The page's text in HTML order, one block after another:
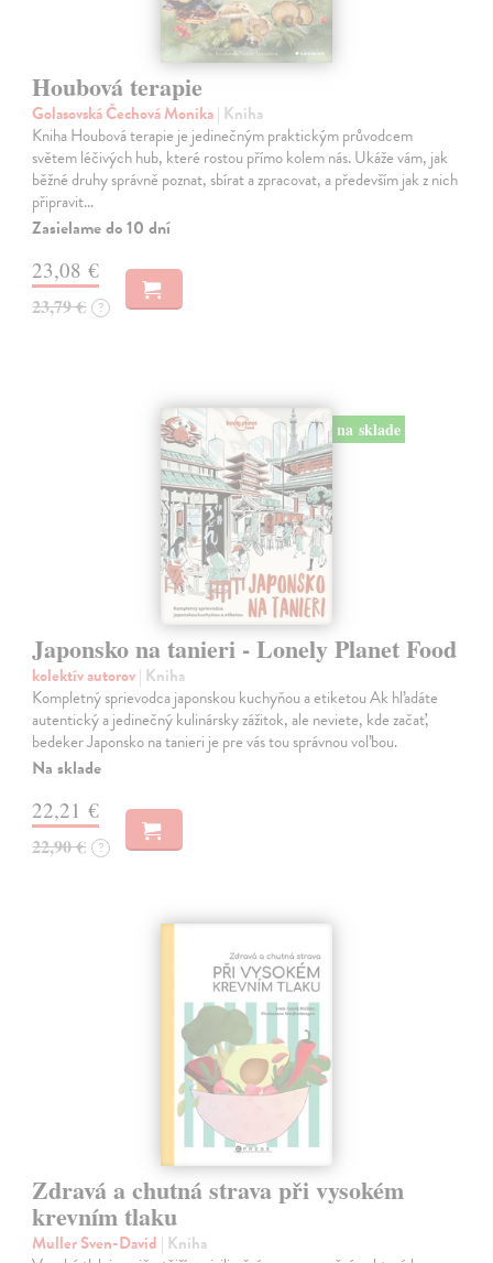
Houbová terapie
Golasovská Čechová Monika| Kniha
Kniha Houbová terapie je jedinečným praktickým průvodcem
světem léčivých hub, které rostou přímo kolem nás. Ukáže vám, jak
běžné druhy správně poznat, sbírat a zpracovat, a především jak z nich
připravit…
Zasielame do 10 dní
23,08 €
23,79 € ?
na sklade
Japonsko na tanieri - Lonely Planet Food
kolektív autorov| Kniha
Kompletný sprievodca japonskou kuchyňou a etiketou Ak hľadáte
autentický a jedinečný kulinársky zážitok, ale neviete, kde začať,
bedeker Japonsko na tanieri je pre vás tou správnou voľbou.
Na sklade
22,21 €
22,90 € ?
Zdravá a chutná strava při vysokém
krevním tlaku
Muller Sven-David | Kniha